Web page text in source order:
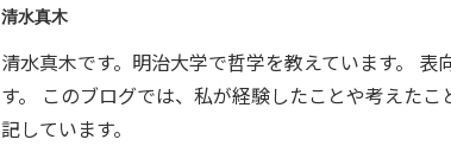
清水真木
清水真木です。明治大学で哲学を教えています。
す。 このブログでは、私が経験したことや考えた
記しています。